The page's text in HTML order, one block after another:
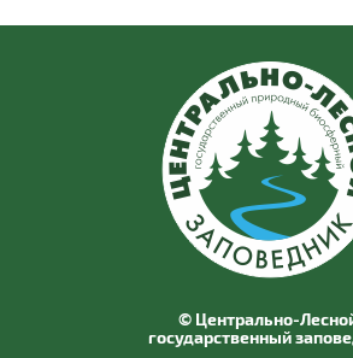
© Центрально-
государственный